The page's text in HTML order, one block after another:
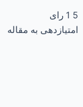
5
1 رای
امتیازدهی به مقاله